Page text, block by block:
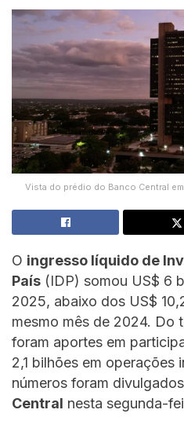
Vista do prédio do Banco Central
O ingresso líquido de
País (IDP) somou US$ 6
2025, abaixo dos US$
mesmo mês de 2024. Do
foram aportes em
2,1 bilhões em operações
números foram
Central nesta segunda-